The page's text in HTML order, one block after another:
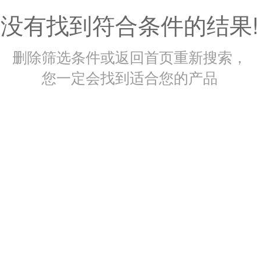
没有找到符合条件的结果!
删除筛选条件或返回首页重新搜索，
您一定会找到适合您的产品